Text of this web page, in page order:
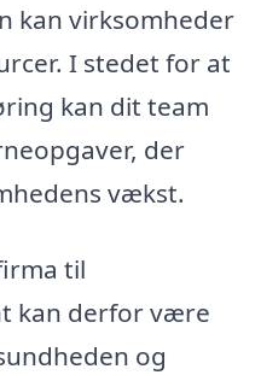
kan virksomheder
I stedet for at
kan dit team
der
vækst.
til
kan derfor være
og